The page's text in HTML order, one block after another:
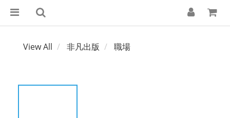
View All 非凡出版 職場